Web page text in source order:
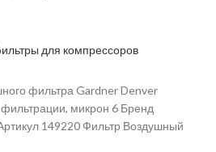
для компрессоров
фильтра Gardner Denver
микрон 6 Бренд
149220 Фильтр Воздушный